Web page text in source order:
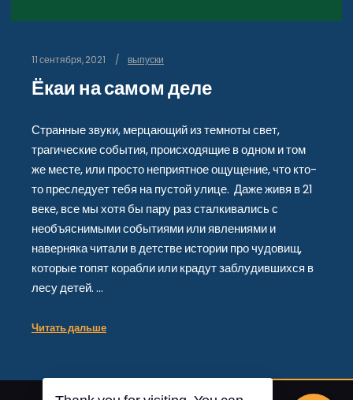
11 сентября, 2021 выпуски
Ёкаи на самом деле
Странные звуки, мерцающий из темноты свет,
трагические события, происходящие в одном и том
же месте, или просто неприятное ощущение, что кто-
то преследует тебя на пустой улице. Даже живя в 21
веке, все мы хотя бы пару раз сталкивались с
необъяснимыми событиями или явлениями и
наверняка читали в детстве истории про чудовищ,
которые топят корабли или крадут заблудившихся в
лесу детей. …
Читать дальше